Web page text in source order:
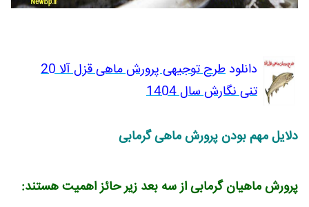
دانلود
طرح توجیهی پرورش ماهی قزل آلا 20
تنی نگارش سال 1404
دلایل مهم بودن پرورش ماهی گرمابی
پرورش ماهیان گرمابی از سه بعد زیر حائز اهمیت هستند: